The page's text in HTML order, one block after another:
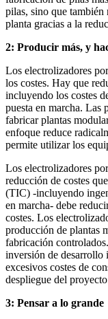
pilas, sino que también
planta gracias a la
2: Producir más, y
Los electrolizadores
los costes. Hay que
incluyendo los costes
puesta en marcha. Las
fabricar plantas
enfoque reduce
permite utilizar los
Los electrolizadores
reducción de costes
(TIC) -incluyendo
en marcha- debe
costes. Los
producción de plantas
fabricación
inversión de desarrollo
excesivos costes de
despliegue del
3: Pensar a lo grande